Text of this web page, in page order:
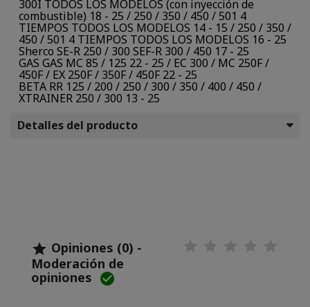
300I TODOS LOS MODELOS (con inyección de
combustible) 18 - 25 / 250 / 350 / 450 / 501 4
TIEMPOS TODOS LOS MODELOS 14 - 15 / 250 / 350 /
450 / 501 4 TIEMPOS TODOS LOS MODELOS 16 - 25
Sherco SE-R 250 / 300 SEF-R 300 / 450 17 - 25
GAS GAS MC 85 / 125 22 - 25 / EC 300 / MC 250F /
450F / EX 250F / 350F / 450F 22 - 25
BETA RR 125 / 200 / 250 / 300 / 350 / 400 / 450 /
XTRAINER 250 / 300 13 - 25
Detalles del producto
 Opiniones (0) -
Moderación de
opiniones 